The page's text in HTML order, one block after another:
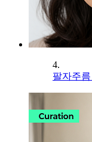
4.
팔자주